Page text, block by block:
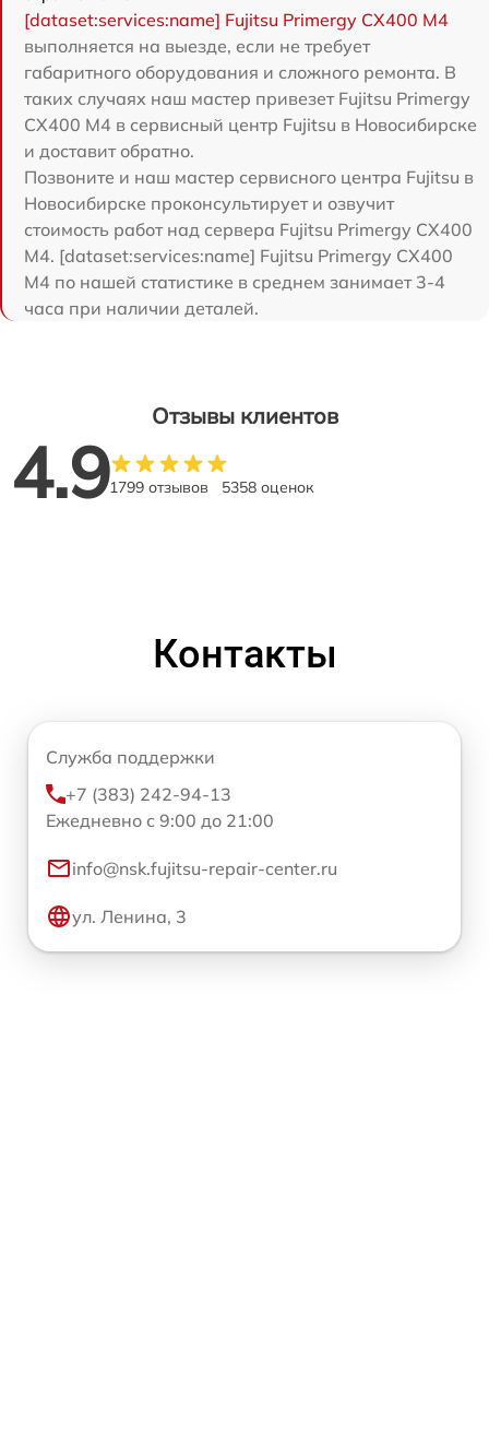
[dataset:services:name] Fujitsu Primergy CX400 M4
выполняется на выезде, если не требует
габаритного оборудования и сложного ремонта. В
таких случаях наш мастер привезет Fujitsu Primergy
CX400 M4 в сервисный центр Fujitsu в Новосибирске
и доставит обратно.
Позвоните и наш мастер сервисного центра Fujitsu в
Новосибирске проконсультирует и озвучит
стоимость работ над сервера Fujitsu Primergy CX400
M4. [dataset:services:name] Fujitsu Primergy CX400
M4 по нашей статистике в среднем занимает 3-4
часа при наличии деталей.
Отзывы клиентов
4.91799 отзывов 5358 оценок
Контакты
Служба поддержки
+7 (383) 242-94-13
Ежедневно с 9:00 до 21:00
info@nsk.fujitsu-repair-center.ru
ул. Ленина, 3